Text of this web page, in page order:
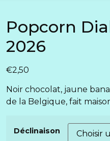
Popcorn
2026
€2,50
Noir chocolat, jaune
de la Belgique, fait
Déclinaison